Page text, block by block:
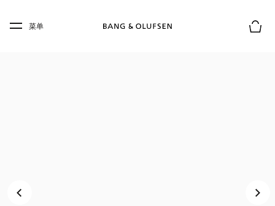
Skip to main footer
菜单